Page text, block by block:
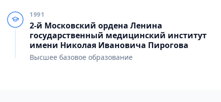
1991
2-й Московский ордена Ленина
государственный медицинский институт
имени Николая Ивановича Пирогова
Высшее базовое образование